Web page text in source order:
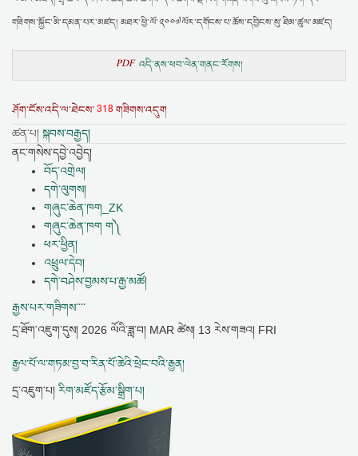
གཟིགས་སྐྱོང་མི་དམན་པར་མཛད། མཐར་ཕྱི་ལོ་༢༠༠༧ལོར་དགོངས་པ་ཆོས་དབྱིངས་སུ་ཐིམ་ཚུལ་མཛད།
PDF འདི་ནས་ཕབ་ལེན་གནང་རོགས།
ཤོག་ངོས་འདི་ལ་ཐེངས་318 གཟིགས་འདུག
ཚན་པ། སྐབས་བརྒྱད།
ནང་གསེས་དབྱེ་འབྱེད།
བོད་འགྲེལ།
དགེ་ལུགས།
གཞུང་ཆེན་ཁག_ZK
གཞུང་ཆེན་ཁག ག༽
ཕར་ཕྱིན།
འཕྲུལ་དེབ།
དགེ་བཤེས་བྱམས་པ་རྒྱ་མཚོ།
རྒྱས་པར་གཟིགས་་་་
དྲ་ཐོག་འཇུག་དུས། 2026 ལོའི་ཟླ་བ། MAR ཚེས། 13 རེས་གཟའ། FRI
རྒྱལ་པོ་ལ་གཏམ་བྱ་བ་རིན་པོ་ཆེའི་ཕྲེང་བའི་རྒྱན།
དྲ་འཇུག་པ། རིག་མཛོད་རྩོམ་སྒྲིག་པ།